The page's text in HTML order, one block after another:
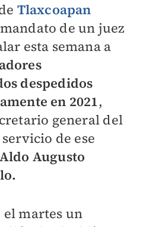
Tlaxcoapan
de un juez
esta semana a
despedidos
en 2021,
general del
de ese
Aldo Augusto
martes un